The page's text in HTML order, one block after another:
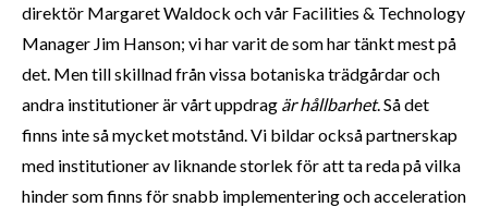
direktör Margaret Waldock och vår Facilities & Technology
Manager Jim Hanson; vi har varit de som har tänkt mest på
det. Men till skillnad från vissa botaniska trädgårdar och
andra institutioner är vårt uppdrag är hållbarhet. Så det
finns inte så mycket motstånd. Vi bildar också partnerskap
med institutioner av liknande storlek för att ta reda på vilka
hinder som finns för snabb implementering och acceleration